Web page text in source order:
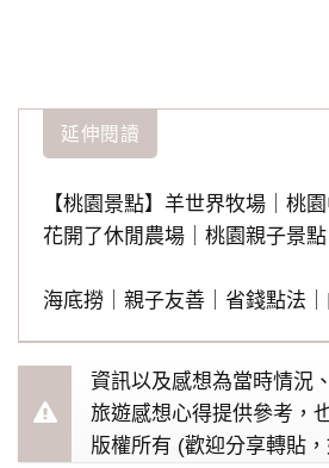
延伸閱讀
【桃園景點】羊世界牧場｜桃
花開了休閒農場｜桃園親子景
海底撈｜親子友善｜省錢點法
資訊以及感想為當時情況
旅遊感想心得提供參考，
版權所有 (歡迎分享轉貼